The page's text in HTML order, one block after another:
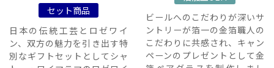
セット商品
日本の伝統工芸とロゼワイ
ン、双方の魅力を引き出す特
別なギフトセットとしてシャ
ビールへのこだわりが深いサ
ントリーが箔一の金箔職人の
こだわりに共感され、キャン
ペーンのプレゼントとして金